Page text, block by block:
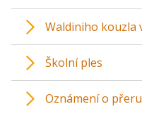
Waldiniho kouzla
Školní ples
Oznámení o